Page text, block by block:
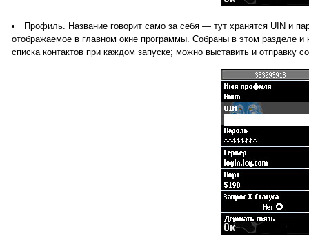
Профиль. Название говорит само за себя — тут хранятся UIN и
отображаемое в главном окне программы. Собраны в этом разделе
списка контактов при каждом запуске; можно выставить и отправку